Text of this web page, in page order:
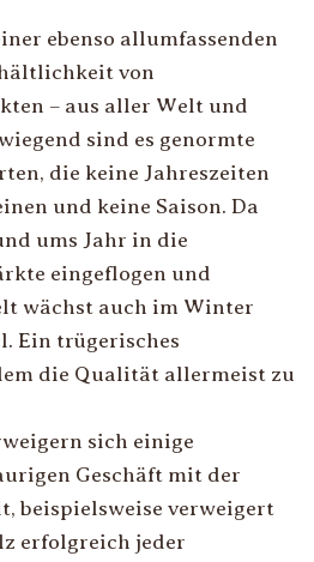
ebenso allumfassenden
von
– aus aller Welt und
sind es genormte
die keine Jahreszeiten
und keine Saison. Da
ums Jahr in die
eingeflogen und
wächst auch im Winter
Ein trügerisches
die Qualität allermeist zu
sich einige
Geschäft mit der
beispielsweise verweigert
erfolgreich jeder